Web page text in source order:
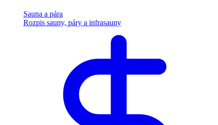
Sauna a pára
Rozpis sauny, páry a infrasauny